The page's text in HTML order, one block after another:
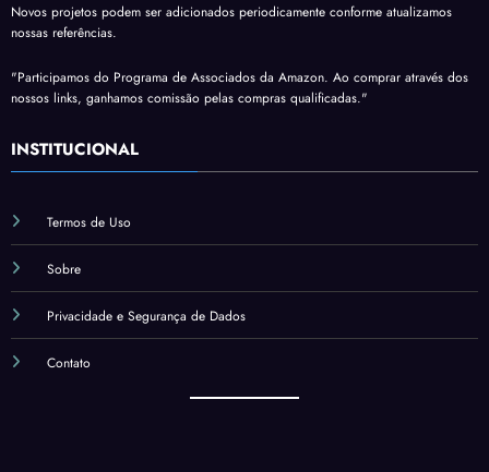
Novos projetos podem ser adicionados periodicamente conforme atualizamos
nossas referências.
"Participamos do Programa de Associados da Amazon. Ao comprar através dos
nossos links, ganhamos comissão pelas compras qualificadas."
INSTITUCIONAL
Termos de Uso
Sobre
Privacidade e Segurança de Dados
Contato